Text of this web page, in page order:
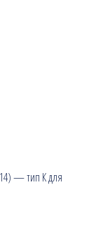
— тип К для